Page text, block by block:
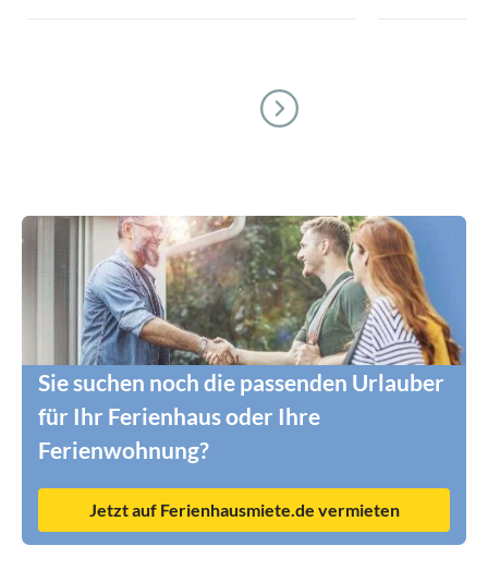
Sie suchen noch die passenden Urlauber
für Ihr Ferienhaus oder Ihre
Ferienwohnung?
Jetzt auf Ferienhausmiete.de vermieten